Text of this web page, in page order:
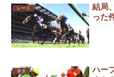
レース
結局
った
ネタ
ハー